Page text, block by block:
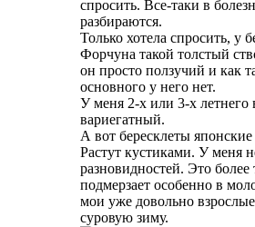
спросить. Все-таки в
разбираются.
Только хотела спросить, у
Форчуна такой толстый
он просто ползучий и как
основного у него нет.
У меня 2-х или 3-х летнего
вариегатный.
А вот бересклеты
Растут кустиками. У меня
разновидностей. Это
подмерзает особенно в
мои уже довольно
суровую зиму.